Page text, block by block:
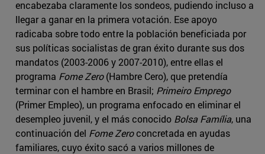
encabezaba claramente los sondeos, pudiendo incluso a
llegar a ganar en la primera votación. Ese apoyo
radicaba sobre todo entre la población beneficiada por
sus políticas socialistas de gran éxito durante sus dos
mandatos (2003-2006 y 2007-2010), entre ellas el
programa Fome Zero(Hambre Cero), que pretendía
terminar con el hambre en Brasil; Primeiro Emprego
(Primer Empleo), un programa enfocado en eliminar el
desempleo juvenil, y el más conocido Bolsa Família, una
continuación del Fome Zeroconcretada en ayudas
familiares, cuyo éxito sacó a varios millones de